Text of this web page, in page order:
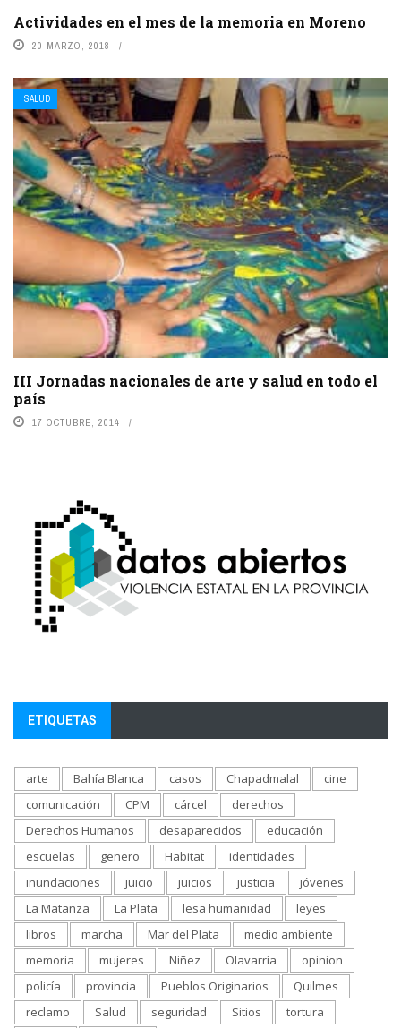
Actividades en el mes de la memoria en Moreno
20 MARZO, 2018
SALUD
III Jornadas nacionales de arte y salud en todo el
país
17 OCTUBRE, 2014
ETIQUETAS
arte Bahía Blanca casos Chapadmalal
cine
comunicación
CPM cárcel
derechos
Derechos Humanos
desaparecidos
educación
escuelas
genero Habitat
identidades
inundaciones
juicio juicios justicia
jóvenes
La Matanza
La Plata lesa humanidad
leyes
libros
marcha Mar del Plata
medio ambiente
memoria
mujeres Niñez Olavarría
opinion
policía
provincia Pueblos Originarios
Quilmes
reclamo
Salud seguridad Sitios
tortura